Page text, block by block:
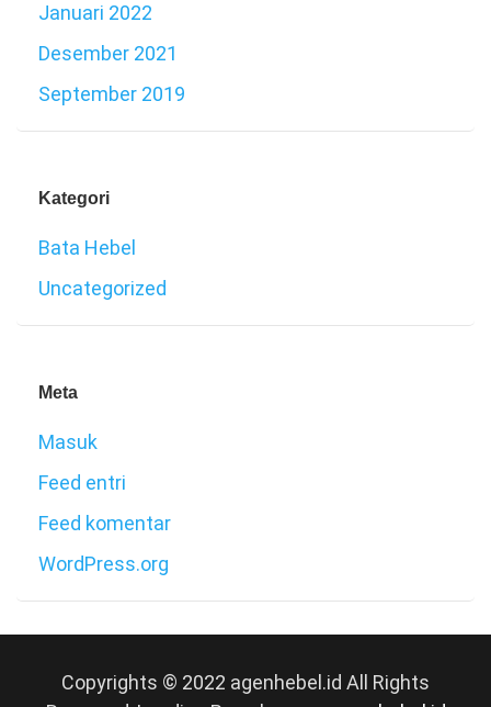
Januari 2022
Desember 2021
September 2019
Kategori
Bata Hebel
Uncategorized
Meta
Masuk
Feed entri
Feed komentar
WordPress.org
Copyrights © 2022 agenhebel.id All Rights